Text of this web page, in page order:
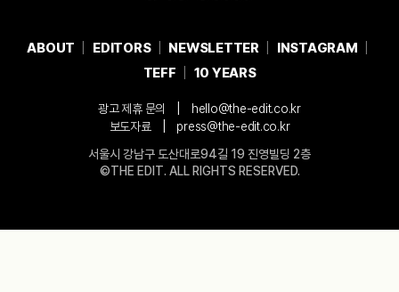
ABOUT EDITORS NEWSLETTER
INSTAGRAM
TEFF
10 YEARS
광고 제휴 문의
hello@the-edit.co.kr
보도자료
press@the-edit.co.kr
서울시 강남구 도산대로94길 19 진영빌딩 2층
©THE EDIT. ALL RIGHTS RESERVED.